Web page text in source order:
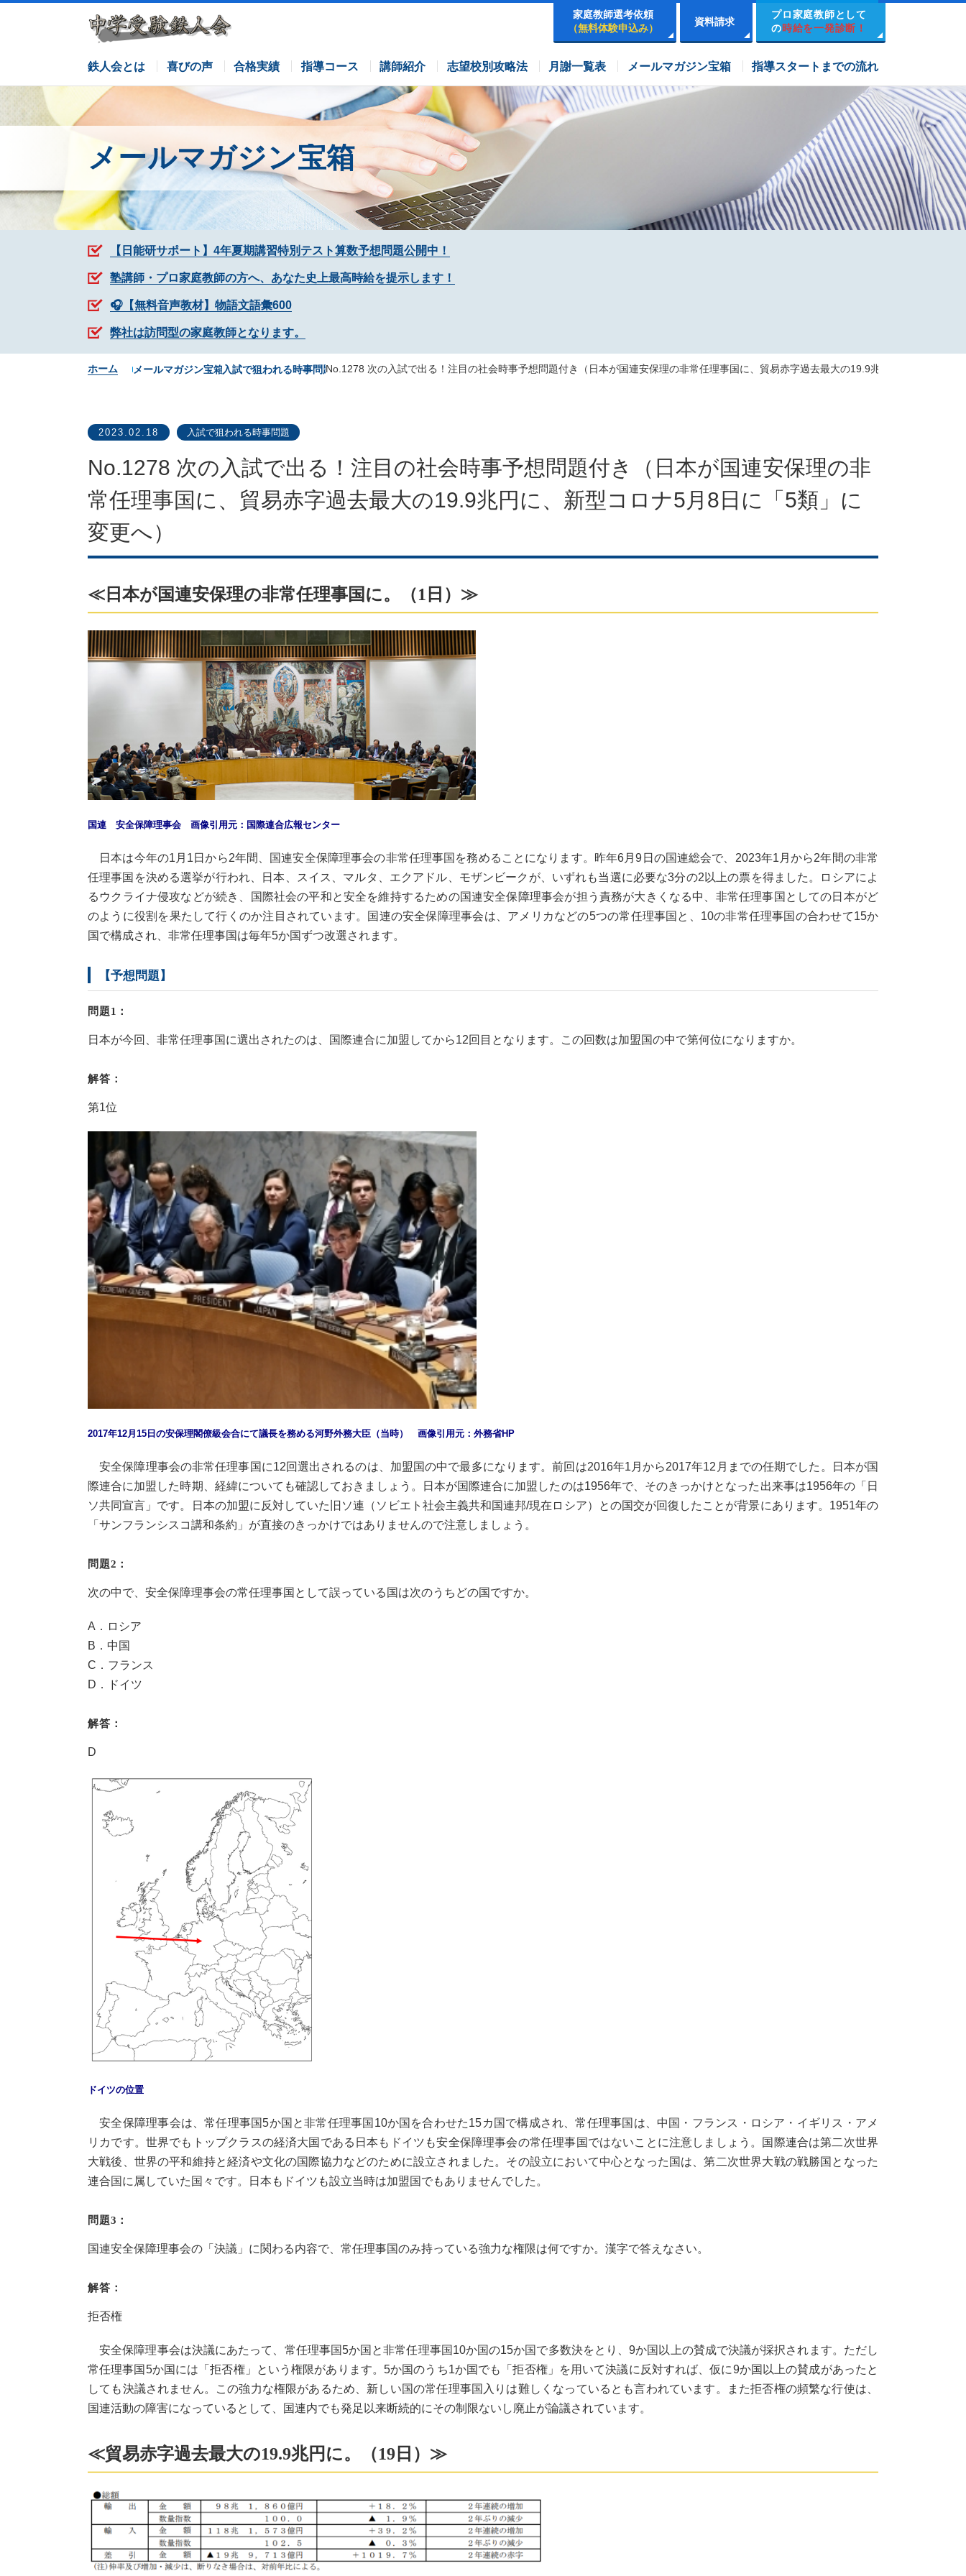
家庭教師選考依頼
（無料体験申込み）
資料請求
プロ家庭教師として
の時給を一発診断！
鉄人会とは 喜びの声 合格実績 指導コース
サピックスコース 四谷大塚コース 市進学院コース
栄光ゼミナールコース 各塾併用コース 講師紹介 志望校別攻略法 月謝一覧表 メールマガジン宝箱 指導スタートまでの流れ
メールマガジン宝箱
【日能研サポート】4年夏期講習特別テスト算数予想問題公開中！
塾講師・プロ家庭教師の方へ、あなた史上最高時給を提示します！
🎧【無料音声教材】物語文語彙600
弊社は訪問型の家庭教師となります。
ホーム メールマガジン宝箱入試で狙われる時事問題No.1278 次の入試で出る！注目の社会時事予想問題付き（日本が国連安保理の非常任理事国に、貿易赤字過去最大の19.9兆円に、新型コロナ
2023.02.18 入試で狙われる時事問題
No.1278 次の入試で出る！注目の社会時事予想問題付き（日本が国連安保理の非
常任理事国に、貿易赤字過去最大の19.9兆円に、新型コロナ5月8日に「5類」に
変更へ）
≪日本が国連安保理の非常任理事国に。（1日）≫
国連 安全保障理事会 画像引用元：国際連合広報センター
日本は今年の1月1日から2年間、国連安全保障理事会の非常任理事国を務めることになります。昨年6月9日の国連総会で、2023年1月から2年間の非常
任理事国を決める選挙が行われ、日本、スイス、マルタ、エクアドル、モザンビークが、いずれも当選に必要な3分の2以上の票を得ました。ロシアによ
るウクライナ侵攻などが続き、国際社会の平和と安全を維持するための国連安全保障理事会が担う責務が大きくなる中、非常任理事国としての日本がど
のように役割を果たして行くのか注目されています。国連の安全保障理事会は、アメリカなどの5つの常任理事国と、10の非常任理事国の合わせて15か
国で構成され、非常任理事国は毎年5か国ずつ改選されます。
【予想問題】
問題1：
日本が今回、非常任理事国に選出されたのは、国際連合に加盟してから12回目となります。この回数は加盟国の中で第何位になりますか。
解答：
第1位
2017年12月15日の安保理閣僚級会合にて議長を務める河野外務大臣（当時） 画像引用元：外務省HP
安全保障理事会の非常任理事国に12回選出されるのは、加盟国の中で最多になります。前回は2016年1月から2017年12月までの任期でした。日本が国
際連合に加盟した時期、経緯についても確認しておきましょう。日本が国際連合に加盟したのは1956年で、そのきっかけとなった出来事は1956年の「日
ソ共同宣言」です。日本の加盟に反対していた旧ソ連（ソビエト社会主義共和国連邦/現在ロシア）との国交が回復したことが背景にあります。1951年の
「サンフランシスコ講和条約」が直接のきっかけではありませんので注意しましょう。
問題2：
次の中で、安全保障理事会の常任理事国として誤っている国は次のうちどの国ですか。
A．ロシア
B．中国
C．フランス
D．ドイツ
解答：
D
ドイツの位置
安全保障理事会は、常任理事国5か国と非常任理事国10か国を合わせた15カ国で構成され、常任理事国は、中国・フランス・ロシア・イギリス・アメ
リカです。世界でもトップクラスの経済大国である日本もドイツも安全保障理事会の常任理事国ではないことに注意しましょう。国際連合は第二次世界
大戦後、世界の平和維持と経済や文化の国際協力などのために設立されました。その設立において中心となった国は、第二次世界大戦の戦勝国となった
連合国に属していた国々です。日本もドイツも設立当時は加盟国でもありませんでした。
問題3：
国連安全保障理事会の「決議」に関わる内容で、常任理事国のみ持っている強力な権限は何ですか。漢字で答えなさい。
解答：
拒否権
安全保障理事会は決議にあたって、常任理事国5か国と非常任理事国10か国の15か国で多数決をとり、9か国以上の賛成で決議が採択されます。ただし
常任理事国5か国には「拒否権」という権限があります。5か国のうち1か国でも「拒否権」を用いて決議に反対すれば、仮に9か国以上の賛成があったと
しても決議されません。この強力な権限があるため、新しい国の常任理事国入りは難しくなっているとも言われています。また拒否権の頻繁な行使は、
国連活動の障害になっているとして、国連内でも発足以来断続的にその制限ないし廃止が論議されています。
≪貿易赤字過去最大の19.9兆円に。（19日）≫